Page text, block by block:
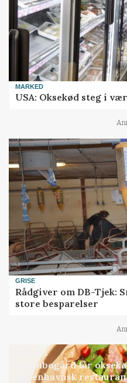
MARKED
USA: Oksekød steg i
GRISE
Rådgiver om DB-Tjek:
store besparelser
BUSINESS
Grambogård får
københavnsk